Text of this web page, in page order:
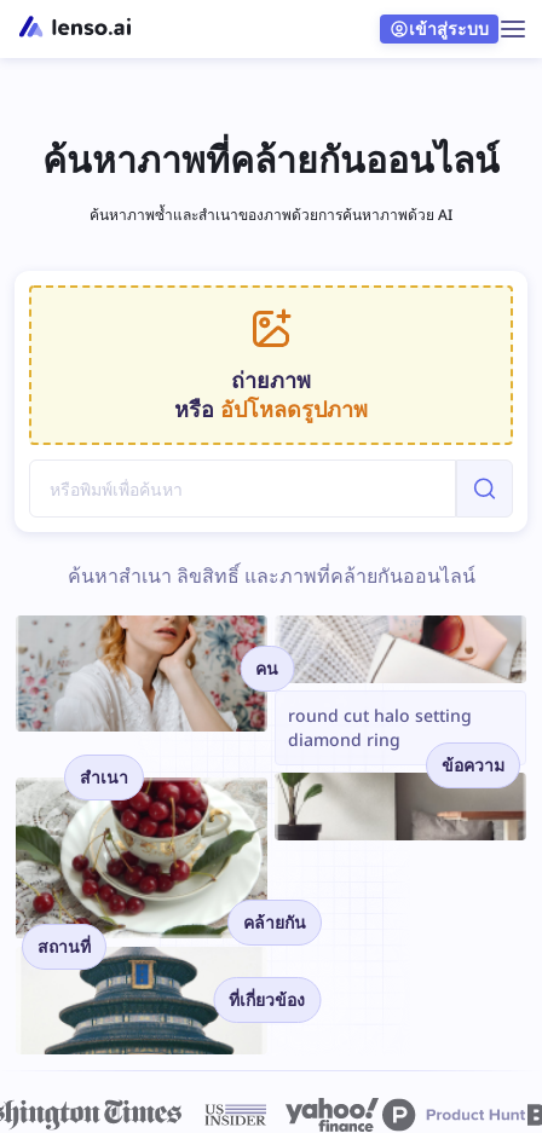
เข้าสู่ระบบ
ค้นหาภาพที่คล้ายกันออนไลน์
ค้นหาภาพซ้ำและสำเนาของภาพด้วยการค้นหาภาพด้วย AI
ถ่ายภาพ
หรือ อัปโหลดรูปภาพ
ค้นหาสำเนา ลิขสิทธิ์ และภาพที่คล้ายกันออนไลน์
คน
สำเนา
ที่เกี่ยวข้อง
สถานที่
คล้ายกัน
round cut halo setting
diamond ring
ข้อความ